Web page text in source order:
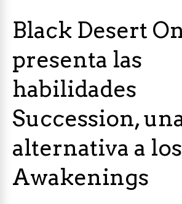
Black Desert
presenta las
habilidades
Succession,
alternativa a los
Awakenings